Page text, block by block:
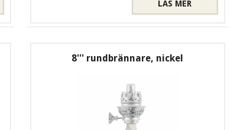
LÄS MER
8''' rundbrännare, nickel